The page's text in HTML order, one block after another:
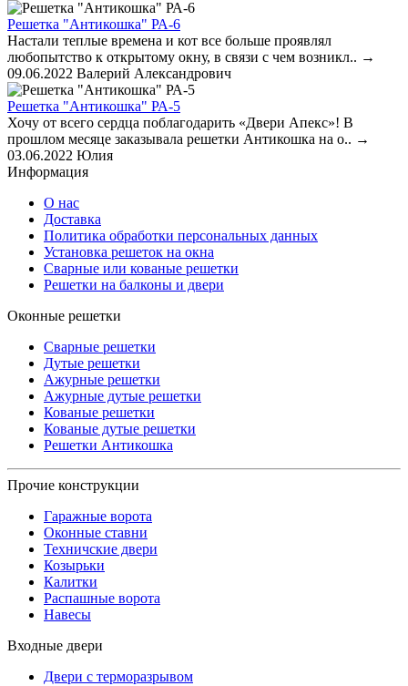
Решетка "Антикошка" РА-6
Настали теплые времена и кот все больше проявлял
любопытство к открытому окну, в связи с чем возникл.. →
09.06.2022 Валерий Александрович
Решетка "Антикошка" РА-5
Хочу от всего сердца поблагодарить «Двери Апекс»! В
прошлом месяце заказывала решетки Антикошка на о.. →
03.06.2022 Юлия
Информация
О нас
Доставка
Политика обработки персональных данных
Установка решеток на окна
Сварные или кованые решетки
Решетки на балконы и двери
Оконные решетки
Сварные решетки
Дутые решетки
Ажурные решетки
Ажурные дутые решетки
Кованые решетки
Кованые дутые решетки
Решетки Антикошка
Прочие конструкции
Гаражные ворота
Оконные ставни
Техничские двери
Козырьки
Калитки
Распашные ворота
Навесы
Входные двери
Двери с терморазрывом